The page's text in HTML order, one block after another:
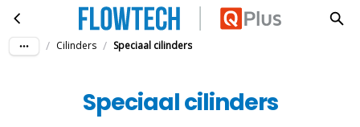
Ga naar hoofdinhoudSpeciaal cilinders
/ Cilinders / Speciaal cilinders
Speciaal cilinders